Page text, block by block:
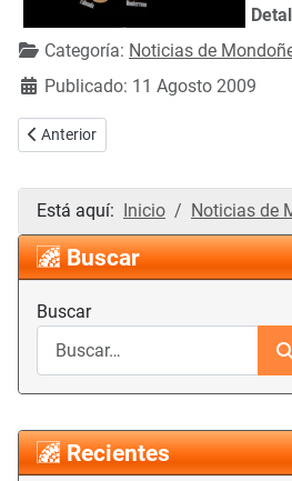
Categoría: Noticias de
Publicado: 11 Agosto 2009
Artículo anterior: Maxia nas
Anterior
Está aquí: Inicio Noticias de
Buscar
Buscar
Recientes